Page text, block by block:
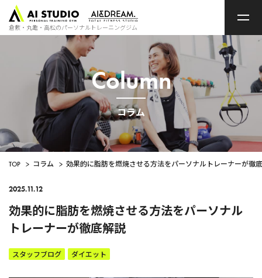
ッ
ペ
ー
ジ
倉敷・丸亀・高松のパーソナルトレーニングジム
Column
コラム
TOP > コラム > 効果的に脂肪を燃焼させる方法をパーソナルトレーナーが徹
2025.11.12
効果的に脂肪を燃焼させる方法をパーソナル
トレーナーが徹底解説
スタッフブログ ダイエット